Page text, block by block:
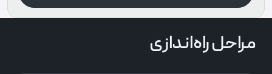
مراحل راه‌اندازی